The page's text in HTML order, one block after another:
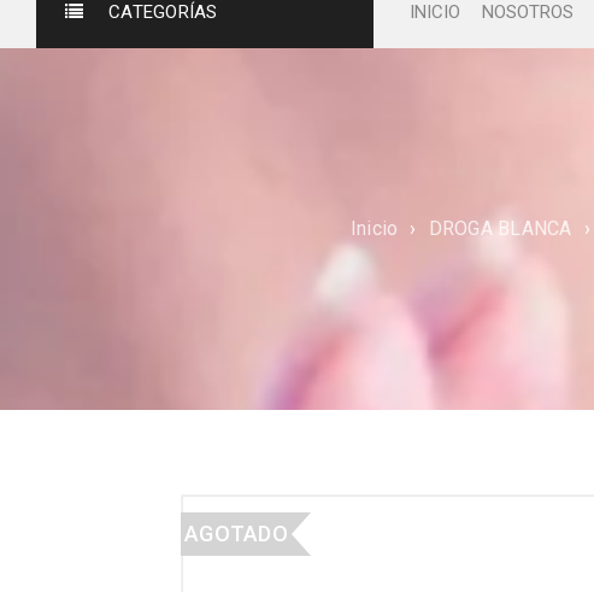
CATEGORÍAS INICIO NOSOTROS
Inicio › DROGA BLANCA ›
AGOTADO